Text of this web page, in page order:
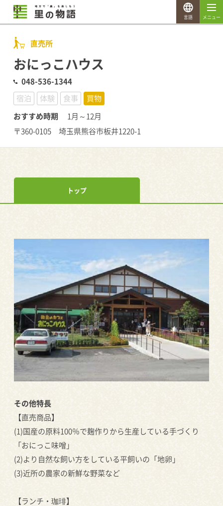
直売所
おにっこハウス
048-536-1344
宿泊
体験 食事
買物
おすすめ時期
1月～12月
〒360-0105 埼玉県熊谷市板井1220-1
トップ
その他特長
【直売商品】
(1)国産の原料100％で麹作りから生産している手づくり
「おにっこ味噌」
(2)より自然な飼い方をしている平飼いの「地卵」
(3)近所の農家の新鮮な野菜など
【ランチ・珈琲】
メニュー
言語